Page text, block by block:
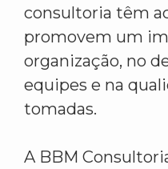
consultoria têm
promovem um
organização, no
equipes e na
tomadas.
A BBM